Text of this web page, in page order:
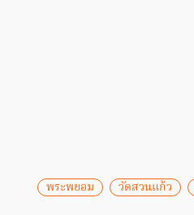
พระพยอม วัดสวนแก้ว